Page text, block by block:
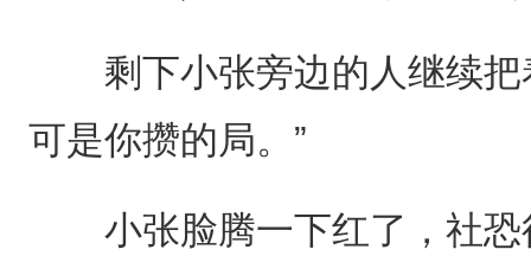
剩下小张旁边的人继续把
可是你攒的局。”
小张脸腾一下红了，社恐